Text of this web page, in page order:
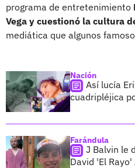
programa de entretenimiento
Vega y cuestionó la cultura
mediática que algunos
Nación
Así lucía
cuadripléjica
Farándula
J Balvin le
David 'El